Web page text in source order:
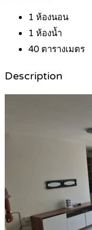
1 ห้องนอน
1 ห้องน้ำ
40 ตารางเมตร
Description